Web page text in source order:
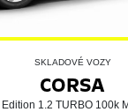
SKLADOVÉ VOZY
CORSA
Edition 1.2 TURBO 100k